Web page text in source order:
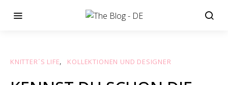
KNITTER´S LIFE KOLLEKTIONEN UND DESIGNER